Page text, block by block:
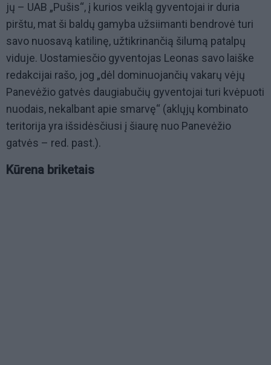
jų – UAB „Pušis“, į kurios veiklą gyventojai ir duria
pirštu, mat ši baldų gamyba užsiimanti bendrovė turi
savo nuosavą katilinę, užtikrinančią šilumą patalpų
viduje. Uostamiesčio gyventojas Leonas savo laiške
redakcijai rašo, jog „dėl dominuojančių vakarų vėjų
Panevėžio gatvės daugiabučių gyventojai turi kvėpuoti
nuodais, nekalbant apie smarvę“ (aklųjų kombinato
teritorija yra išsidėsčiusi į šiaurę nuo Panevėžio
gatvės – red. past.).
Kūrena briketais